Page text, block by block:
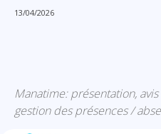
13/04/2026
Manatime: présentation,
gestion des présences /